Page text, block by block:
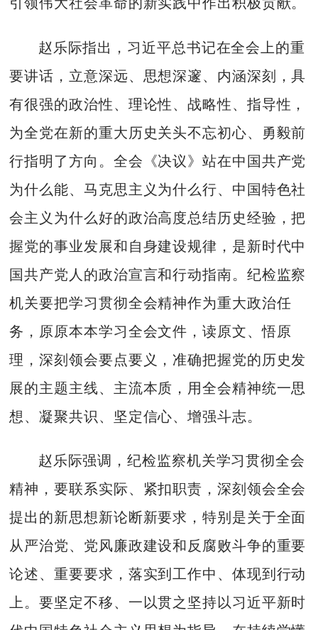
赵乐际指出，习近平总书记在全会上的重
要讲话，立意深远、思想深邃、内涵深刻，具
有很强的政治性、理论性、战略性、指导性，
为全党在新的重大历史关头不忘初心、勇毅前
行指明了方向。全会《决议》站在中国共产党
为什么能、马克思主义为什么行、中国特色社
会主义为什么好的政治高度总结历史经验，把
握党的事业发展和自身建设规律，是新时代中
国共产党人的政治宣言和行动指南。纪检监察
机关要把学习贯彻全会精神作为重大政治任
务，原原本本学习全会文件，读原文、悟原
理，深刻领会要点要义，准确把握党的历史发
展的主题主线、主流本质，用全会精神统一思
想、凝聚共识、坚定信心、增强斗志。
赵乐际强调，纪检监察机关学习贯彻全会
精神，要联系实际、紧扣职责，深刻领会全会
提出的新思想新论断新要求，特别是关于全面
从严治党、党风廉政建设和反腐败斗争的重要
论述、重要要求，落实到工作中、体现到行动
上。要坚定不移、一以贯之坚持以习近平新时